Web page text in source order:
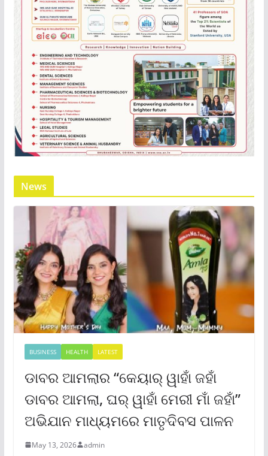
News
BUSINESS HEALTH LATEST
ଡାବର ଆମଲାର “କେୟାର୍ ୱାହାଁ ଜହାଁ
ଡାବର ଆମଲା, ଘର୍ ୱାହାଁ ମେରୀ ମାଁ ଜହାଁ”
ଅଭିଯାନ ମାଧ୍ୟମରେ ମାତୃଦିବସ ପାଳନ
May 13, 2026 admin